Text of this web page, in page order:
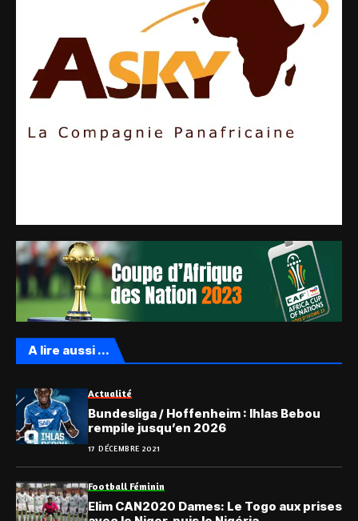
A lire aussi ...
Actualité
Bundesliga / Hoffenheim : Ihlas Bebou
rempile jusqu’en 2026
17 DÉCEMBRE 2021
Football Féminin
Elim CAN2020 Dames: Le Togo aux prises